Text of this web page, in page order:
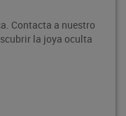
Bodega en tercer piso,
Rodeo entre la